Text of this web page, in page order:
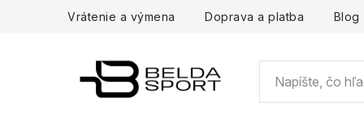
Vrátenie a výmena Doprava a platba Blog